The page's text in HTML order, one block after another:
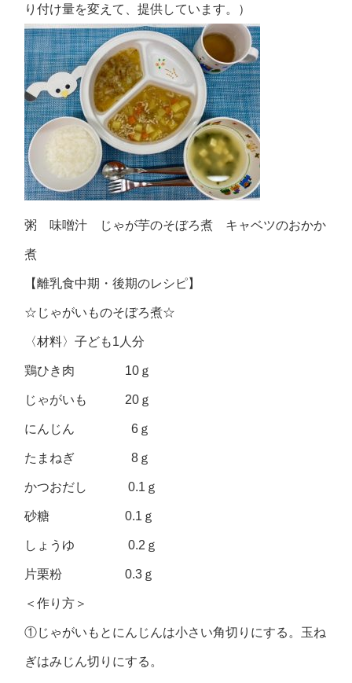
り付け量を変えて、提供しています。）
粥 味噌汁 じゃが芋のそぼろ煮 キャベツのおかか
煮
【離乳食中期・後期のレシピ】
☆じゃがいものそぼろ煮☆
〈材料〉子ども1人分
鶏ひき肉 10ｇ
じゃがいも 20ｇ
にんじん 6ｇ
たまねぎ 8ｇ
かつおだし 0.1ｇ
砂糖 0.1ｇ
しょうゆ 0.2ｇ
片栗粉 0.3ｇ
＜作り方＞
①じゃがいもとにんじんは小さい角切りにする。玉ね
ぎはみじん切りにする。